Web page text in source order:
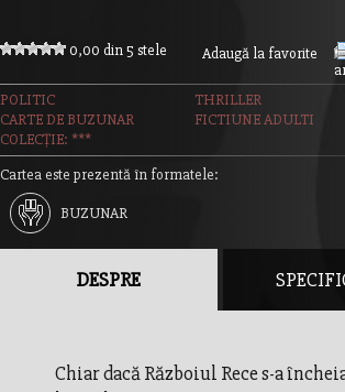
0,00 din 5 stele Adaugă la favorite
POLITIC
THRILLER
CARTE DE BUZUNAR
FICTIUNE ADULTI
COLECȚIE: ***
Cartea este prezentă în formatele:
BUZUNAR
DESPRE
Chiar dacă Războiul Rece s-a